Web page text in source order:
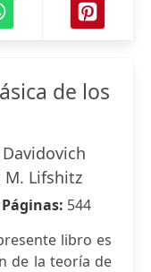
de los
Davidovich
M. Lifshitz
544
libro es
de la teoría de